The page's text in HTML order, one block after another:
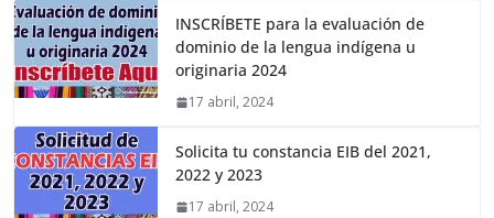
INSCRÍBETE para la evaluación de
dominio de la lengua indígena u
originaria 2024
17 abril, 2024
Solicita tu constancia EIB del 2021,
2022 y 2023
17 abril, 2024